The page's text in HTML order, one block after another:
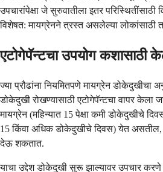
उपचारांपेक्षा जे सुरुवातीला इतर
विशेषत: मायग्रेनने त्रस्त असलेल्या
एटोगेपॅन्टचा उपयोग कशासाठी
ज्या प्रौढांना नियमितपणे मायग्रेन डोकेदुखीचा
डोकेदुखी रोखण्यासाठी एटोगेपॅन्टचा वापर केला
मायग्रेन (महिन्यात 15 पेक्षा कमी डोकेदुखीचे
15 किंवा अधिक डोकेदुखीचे दिवस) येत
देऊ शकतात.
याचा उद्देश डोकेदुखी सुरू झाल्यावर उपचार करणे